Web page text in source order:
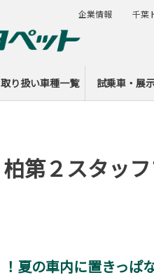
取り扱い車種一覧 試乗車・展
企業情報 千葉
柏第２スタッ
！夏の車内に置きっぱ